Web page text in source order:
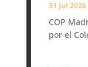
31 Jul 2026
COP
por el